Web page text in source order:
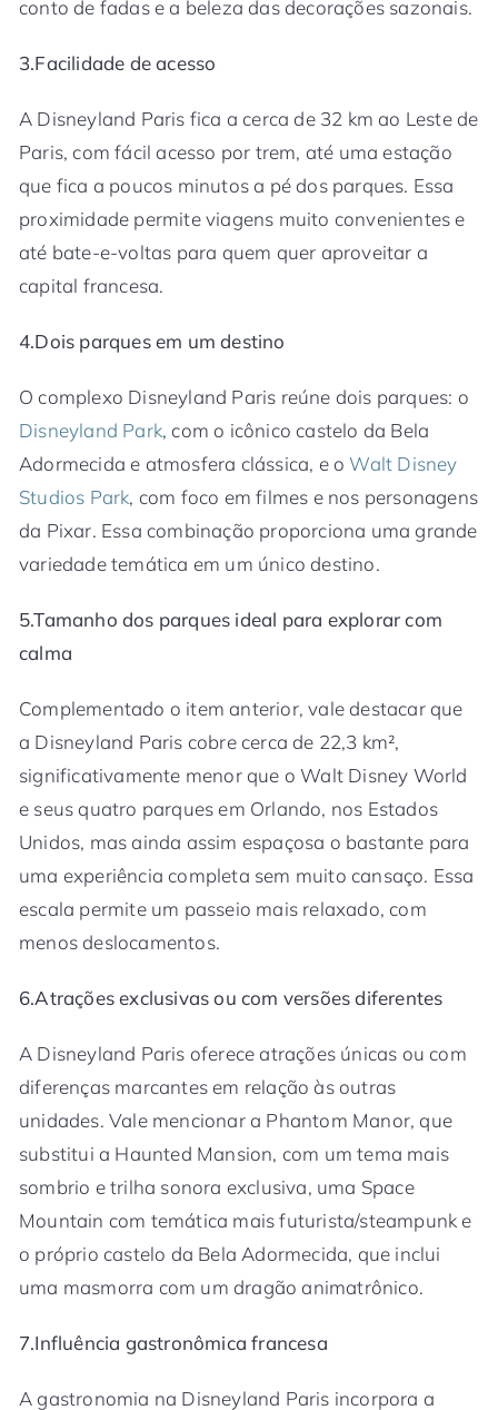
conto de fadas e a beleza das decorações sazonais.
3.Facilidade de acesso
A Disneyland Paris fica a cerca de 32 km ao Leste de
Paris, com fácil acesso por trem, até uma estação
que fica a poucos minutos a pé dos parques. Essa
proximidade permite viagens muito convenientes e
até bate-e-voltas para quem quer aproveitar a
capital francesa.
4.Dois parques em um destino
O complexo Disneyland Paris reúne dois parques: o
Disneyland Park, com o icônico castelo da Bela
Adormecida e atmosfera clássica, e oWalt Disney
Studios Park, com foco em filmes e nos personagens
da Pixar. Essa combinação proporciona uma grande
variedade temática em um único destino.
5.Tamanho dos parques ideal para explorar com
calma
Complementado o item anterior, vale destacar que
a Disneyland Paris cobre cerca de 22,3 km²,
significativamente menor que o Walt Disney World
e seus quatro parques em Orlando, nos Estados
Unidos, mas ainda assim espaçosa o bastante para
uma experiência completa sem muito cansaço. Essa
escala permite um passeio mais relaxado, com
menos deslocamentos.
6.Atrações exclusivas ou com versões diferentes
A Disneyland Paris oferece atrações únicas ou com
diferenças marcantes em relação às outras
unidades. Vale mencionar a Phantom Manor, que
substitui a Haunted Mansion, com um tema mais
sombrio e trilha sonora exclusiva, uma Space
Mountain com temática mais futurista/steampunk e
o próprio castelo da Bela Adormecida, que inclui
uma masmorra com um dragão animatrônico.
7.Influência gastronômica francesa
A gastronomia na Disneyland Paris incorpora a